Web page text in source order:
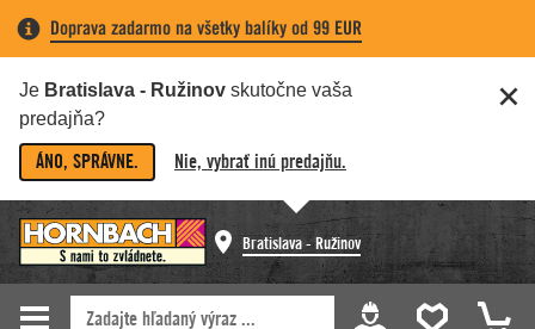
Doprava zadarmo na všetky balíky od 99 EUR
Je Bratislava - Ružinov skutočne vaša
predajňa?
ÁNO, SPRÁVNE. Nie, vybrať inú predajňu.
Bratislava - Ružinov